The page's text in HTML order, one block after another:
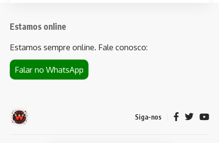
Estamos online
Estamos sempre online. Fale conosco:
Falar no WhatsApp
Siga-nos